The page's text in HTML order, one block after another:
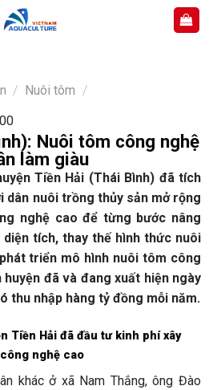
/ Nuôi tôm /
Nuôi tôm công nghệ
làm giàu
Tiền Hải (Thái Bình) đã tích
dân nuôi trồng thủy sản mở rộng
nghệ cao để từng bước nâng
tích, thay thế hình thức nuôi
triển mô hình nuôi tôm công
đã và đang xuất hiện ngày
thu nhập hàng tỷ đồng mỗi năm.
Tiền Hải đã đầu tư kinh phí xây
nghệ cao
khác ở xã Nam Thắng, ông Đào